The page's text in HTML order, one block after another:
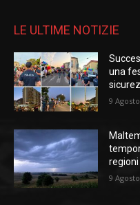
LE ULTIME NOTIZIE
una
9
regioni
9